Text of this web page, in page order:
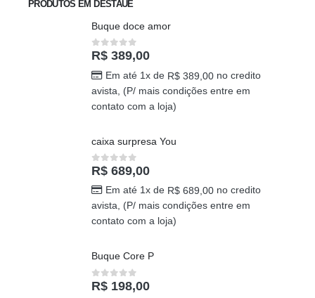
PRODUTOS EM DESTAUE
Buque doce amor
0out of 5
R$ 389,00
Em até 1x de R$389,00no credito
avista, (P/ mais condições entre em
contato com a loja)
caixa surpresa You
0out of 5
R$ 689,00
Em até 1x de R$689,00no credito
avista, (P/ mais condições entre em
contato com a loja)
Buque Core P
0out of 5
R$ 198,00